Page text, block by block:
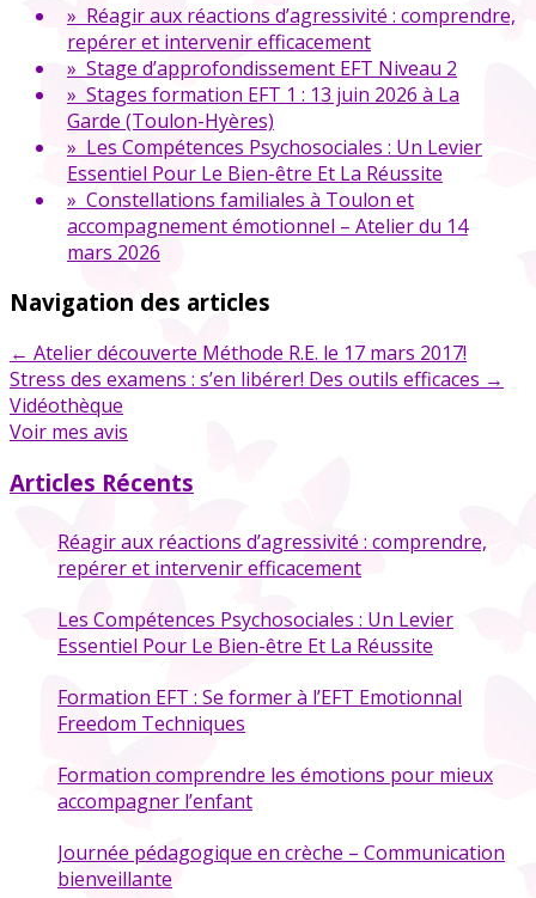
» Réagir aux réactions d’agressivité : comprendre,
repérer et intervenir efficacement
» Stage d’approfondissement EFT Niveau 2
» Stages formation EFT 1 : 13 juin 2026 à La
Garde (Toulon-Hyères)
» Les Compétences Psychosociales : Un Levier
Essentiel Pour Le Bien-être Et La Réussite
» Constellations familiales à Toulon et
accompagnement émotionnel – Atelier du 14
mars 2026
Navigation des articles
← Atelier découverte Méthode R.E. le 17 mars 2017!
Stress des examens : s’en libérer! Des outils efficaces →
Vidéothèque
Voir mes avis
Articles Récents
Réagir aux réactions d’agressivité : comprendre,
repérer et intervenir efficacement
Les Compétences Psychosociales : Un Levier
Essentiel Pour Le Bien-être Et La Réussite
Formation EFT : Se former à l’EFT Emotionnal
Freedom Techniques
Formation comprendre les émotions pour mieux
accompagner l’enfant
Journée pédagogique en crèche – Communication
bienveillante